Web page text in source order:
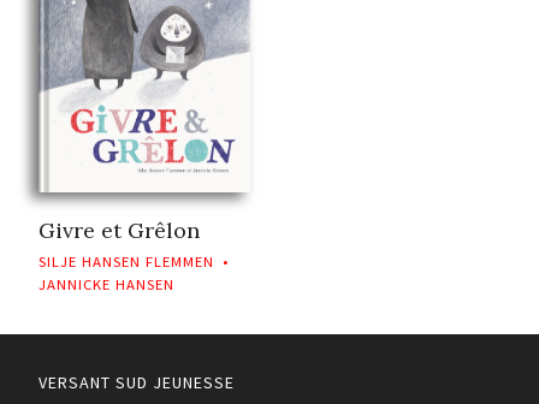
Givre et Grêlon
SILJE HANSEN FLEMMEN
•
JANNICKE HANSEN
VERSANT SUD JEUNESSE